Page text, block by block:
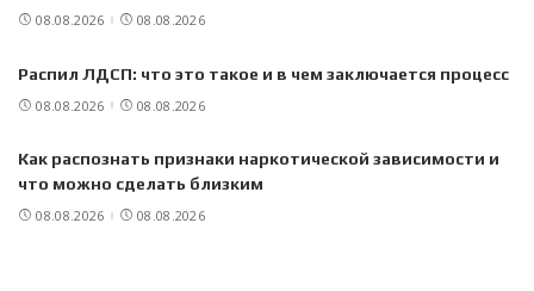
08.08.2026 08.08.2026
Распил ЛДСП: что это такое и в чем заключается процесс
08.08.2026 08.08.2026
Как распознать признаки наркотической зависимости и
что можно сделать близким
08.08.2026 08.08.2026